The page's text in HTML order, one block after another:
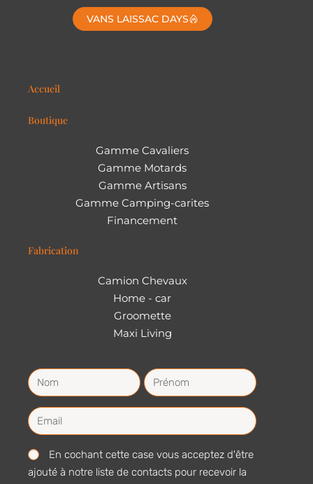
VANS LAISSAC DAYS
Accueil
Boutique
Gamme Cavaliers
Gamme Motards
Gamme Artisans
Gamme Camping-carites
Financement
Fabrication
Camion Chevaux
Home - car
Groomette
Maxi Living
En cochant cette case vous acceptez d'être
ajouté à notre liste de contacts pour recevoir la